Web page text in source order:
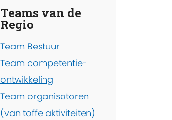
Teams van de
Regio
Team Bestuur
Team competentie-
ontwikkeling
Team organisatoren
(van toffe aktiviteiten)